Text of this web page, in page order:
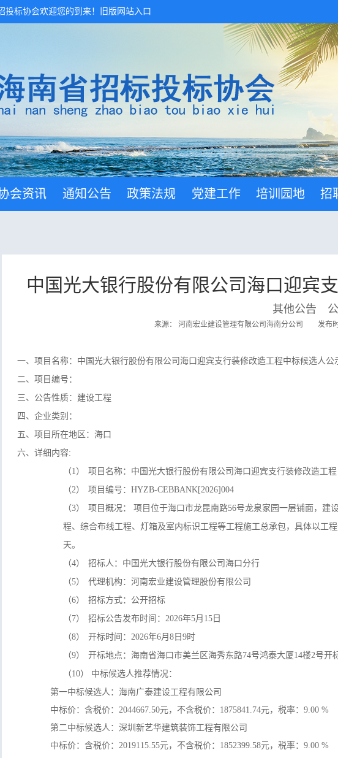
投标协会欢迎您的到来！ 旧版网站入口
会资讯 通知公告 政策法规 党建工作 培训园地 招
中国光大银行股份有限公司海口迎宾
其他公告
来源： 河南宏业建设管理有限公司海南分公司 发布
一、项目名称：中国光大银行股份有限公司海口迎宾支行装修改造工程中标候选人公
二、项目编号：
三、公告性质：建设工程
四、企业类别：
五、项目所在地区：海口
六、详细内容:
（1）
项目名称： 中国光大银行股份有限公司海口迎宾支行装修改造工程
（2）
项目编号： HYZB-CEBBANK[2026]004
（3）
项目概况： 项目位于海口市龙昆南路56号龙泉家园一层铺面，建
程、综合布线工程、灯箱及室内标识工程等工程施工总承包，具体以工
天。
（4）
招标人：中国光大银行股份有限公司海口分行
（5）
代理机构：河南宏业建设管理股份有限公司
（6）
招标方式：公开招标
（7）
招标公告发布时间：2026年5月15日
（8）
开标时间：2026年6月8日9时
（9）
开标地点：海南省海口市美兰区海秀东路74号鸿泰大厦14楼2号开
（10）
中标候选人推荐情况：
第一中标候选人：海南广泰建设工程有限公司
中标价： 含税价：2044667.50元，不含税价：1875841.74元，税率：9.00 %
第二中标候选人：深圳新艺华建筑装饰工程有限公司
中标价： 含税价：2019115.55元，不含税价：1852399.58元，税率：9.00 %